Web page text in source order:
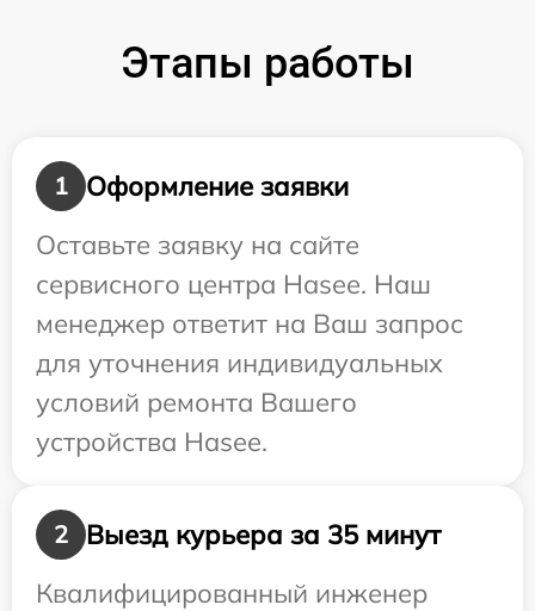
Этапы работы
1
Оформление заявки
Оставьте заявку на сайте
сервисного центра Hasee. Наш
менеджер ответит на Ваш запрос
для уточнения индивидуальных
условий ремонта Вашего
устройства Hasee.
2
Выезд курьера за 35 минут
Квалифицированный инженер